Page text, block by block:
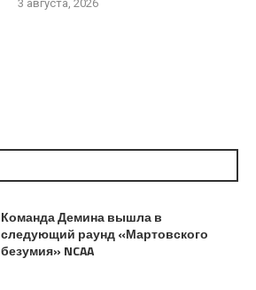
3 августа, 2026
Команда Демина вышла в
следующий раунд «Мартовского
безумия» NCAA